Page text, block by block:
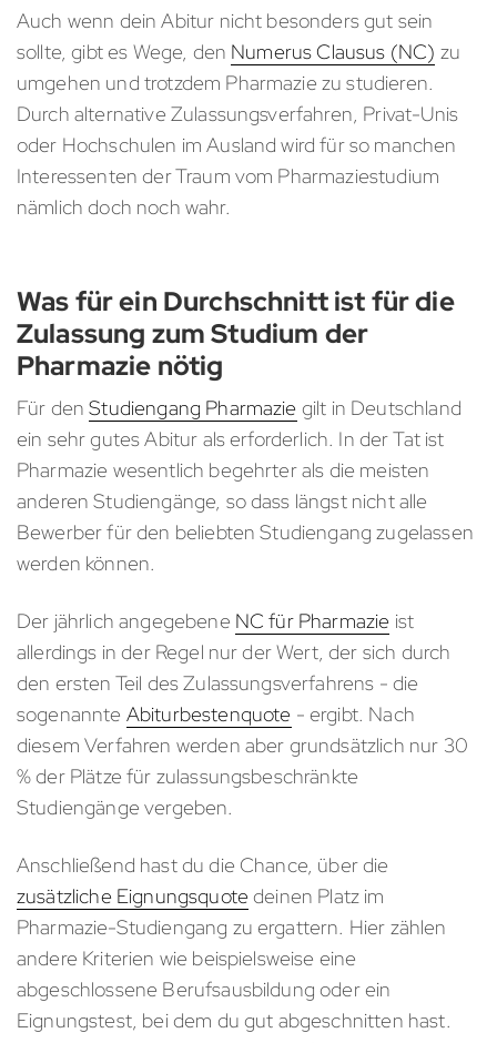
Auch wenn dein Abitur nicht besonders gut sein
sollte, gibt es Wege, den Numerus Clausus (NC) zu
umgehen und trotzdem Pharmazie zu studieren.
Durch alternative Zulassungsverfahren, Privat-Unis
oder Hochschulen im Ausland wird für so manchen
Interessenten der Traum vom Pharmaziestudium
nämlich doch noch wahr.
Was für ein Durchschnitt ist für die
Zulassung zum Studium der
Pharmazie nötig
Für denStudiengang Pharmazie gilt in Deutschland
ein sehr gutes Abitur als erforderlich. In der Tat ist
Pharmazie wesentlich begehrter als die meisten
anderen Studiengänge, so dass längst nicht alle
Bewerber für den beliebten Studiengang zugelassen
werden können.
Der jährlich angegebene NC für Pharmazie ist
allerdings in der Regel nur der Wert, der sich durch
den ersten Teil des Zulassungsverfahrens - die
sogenannte Abiturbestenquote - ergibt. Nach
diesem Verfahren werden aber grundsätzlich nur 30
% der Plätze für zulassungsbeschränkte
Studiengänge vergeben.
Anschließend hast du die Chance, über die
zusätzliche Eignungsquotedeinen Platz im
Pharmazie-Studiengang zu ergattern. Hier zählen
andere Kriterien wie beispielsweise eine
abgeschlossene Berufsausbildung oder ein
Eignungstest, bei dem du gut abgeschnitten hast.